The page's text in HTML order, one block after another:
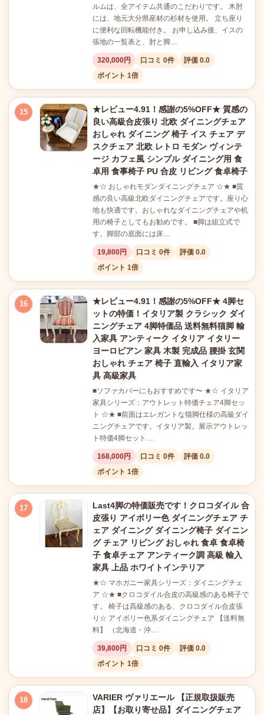
ルムは、全アイテム共通のこだわりです。 木肘
には、地元大分県産材の杉材を使用。 立ち座り
に便利な回転機能付き。 お申し込み後、イスの
張地の一覧表と、肘と脚…
320,000円 口コミ 0件
評価 0.0
ポイント 1倍
15
★レビュー4.91！感謝の5%OFF★ 質感の
良い高級合皮張り 北欧 ダイニングチェア
おしゃれ ダイニング 椅子 イス チェア デ
スクチェア 北欧 レトロ モダン ヴィンテ
ージ カフェ風 シンプル ダイニング用 食
卓用 食事椅子 PU 合皮 リビング 食卓椅子
★☆ おしゃれモダンダイニングチェア ☆★ ■質
感の良い高級北欧ダイニングチェアです。座り心
地も快適です。おしゃれなダイニングチェアや机
用の椅子としてもお勧めです。 ■脚は組立式で
す。脚部の底面には床…
19,800円 口コミ 0件
評価 0.0
ポイント 1倍
16
★レビュー4.91！感謝の5%OFF★ 4脚セ
ットの特価！イタリア製 クラシック ダイ
ニングチェア 4脚特価品 送料無料猫脚 輸
入家具 アンティーク イタリア イタリー
ヨーロピアン 家具 木製 完成品 腰掛 玄関
おしゃれ チェア 椅子 直輸入 イタリア家
具 高級家具
■ソファカバーにもおすすめです〜 ★☆ イタリア
家具シリーズ：アウトレット特価チェア4脚セッ
ト ☆★ ■前面はエレガントな猫脚仕様の高級ダイ
ニングチェアです。イタリア製。展示アウトレッ
ト特価4脚セット…
168,000円 口コミ 0件
評価 0.0
ポイント 1倍
17
Last4脚の特価販売です！クロコダイル 合
皮張り アイボリー色 ダイニングチェア チ
ェア ダイニング ダイニング椅子 ダイニン
グ チェア リビング おしゃれ 食卓 食卓椅
子 食卓チェア アンティーク調 高級 輸入
家具 上品 ホワイトインテリア
★☆ マホガニー家具シリーズ：ダイニングチェ
ア ☆★ ■クロコダイル合皮の高級感のある椅子で
す。 椅子は高級感のある、クロコダイル合皮張
り☆ アイボリー色系ダイニングチェア 【送料無
料】 （北海道・沖…
39,800円 口コミ 0件
評価 0.0
ポイント 1倍
18
VARIER ヴァリエール 【正規取扱販売
店】【お取り寄せ品】ダイニングチェア